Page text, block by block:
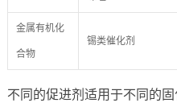
金属有机化
合物
锡类催化剂
不同的促进剂适用于不同的